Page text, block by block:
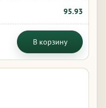
95.93
В корзину